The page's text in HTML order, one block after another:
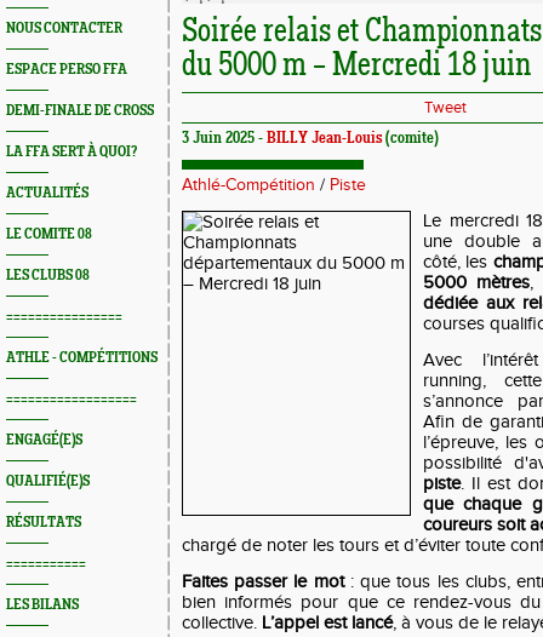
NOUS CONTACTER
ESPACE PERSO FFA
DEMI-FINALE DE CROSS
LA FFA SERT À QUOI?
ACTUALITÉS
LE COMITE 08
LES CLUBS 08
================
ATHLE - COMPÉTITIONS
==================
ENGAGÉ(E)S
QUALIFIÉ(E)S
RÉSULTATS
===========
LES BILANS
Soirée relais et
du 5000 m – Mercredi 18 juin
Tweet
3 Juin 2025 - BILLY Jean-Louis(comite)
Athlé-Compétition / Piste
Le mercredi
une double
côté, les
5000 mètres,
dédiée aux
courses
Avec
running,
s’annonce
Afin de
l’épreuve, les
possibilité
piste. Il est
que chaque
coureurs soit
chargé de noter les tours et d’éviter toute
Faites passer le mot: que tous les clubs,
bien informés pour que ce rendez-vous
collective. L’appel est lancé, à vous de le